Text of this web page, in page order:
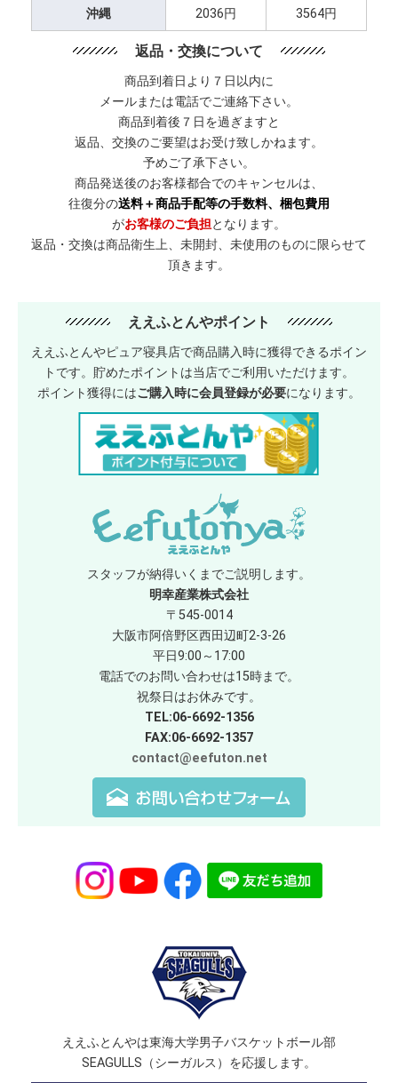
沖縄 2036円 3564円
返品・交換について
商品到着日より７日以内に
メールまたは電話でご連絡下さい。
商品到着後７日を過ぎますと
返品、交換のご要望はお受け致しかねます。
予めご了承下さい。
商品発送後のお客様都合でのキャンセルは、
往復分の送料＋商品手配等の手数料、梱包費用
がお客様のご負担となります。
返品・交換は商品衛生上、未開封、未使用のものに限らせて
頂きます。
ええふとんやポイント
ええふとんやピュア寝具店で商品購入時に獲得できるポイン
トです。貯めたポイントは当店でご利用いただけます。
ポイント獲得にはご購入時に会員登録が必要になります。
スタッフが納得いくまでご説明します。
明幸産業株式会社
〒545-0014
大阪市阿倍野区西田辺町2-3-26
平日9:00～17:00
電話でのお問い合わせは15時まで。
祝祭日はお休みです。
TEL:06-6692-1356
FAX:06-6692-1357
contact@eefuton.net
ええふとんやは東海大学男子バスケットボール部
SEAGULLS（シーガルス）を応援します。